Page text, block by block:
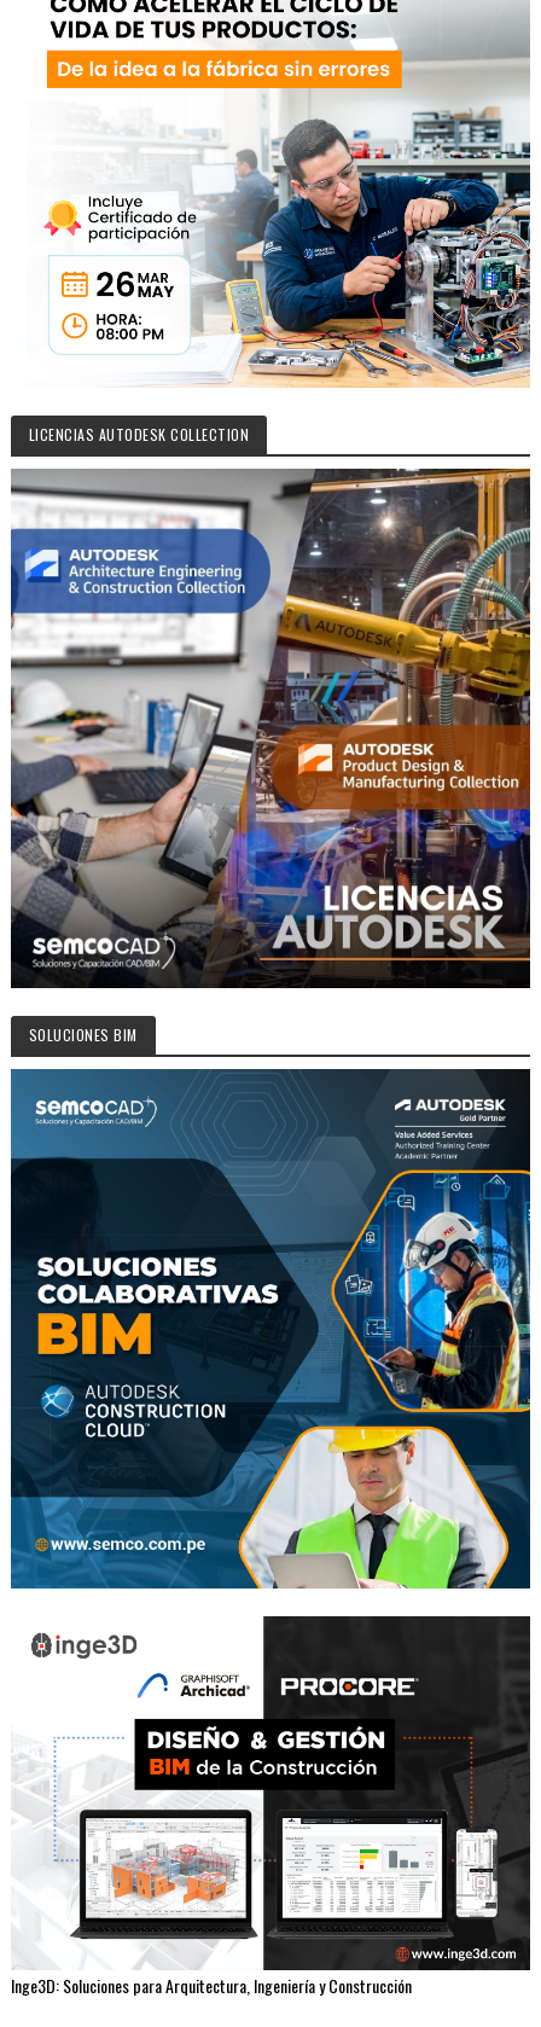
LICENCIAS AUTODESK COLLECTION
SOLUCIONES BIM
Inge3D: Soluciones para Arquitectura, Ingeniería y Construcción